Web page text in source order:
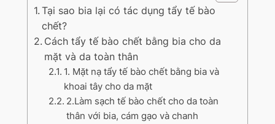
Tại sao bia lại có tác dụng tẩy tế bào
chết?
Cách tẩy tế bào chết bằng bia cho da
mặt và da toàn thân
1. Mặt nạ tẩy tế bào chết bằng bia và
khoai tây cho da mặt
2.Làm sạch tế bào chết cho da toàn
thân với bia, cám gạo và chanh